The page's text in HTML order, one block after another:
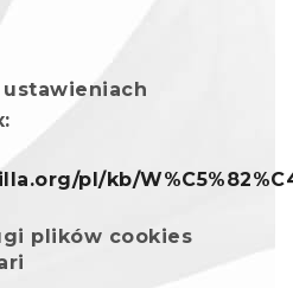
pl/kb/
plików cookies